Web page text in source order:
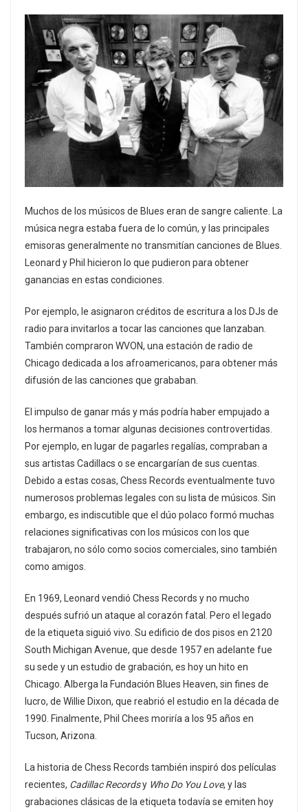
Muchos de los músicos de Blues eran de sangre caliente. La
música negra estaba fuera de lo común, y las principales
emisoras generalmente no transmitían canciones de Blues.
Leonard y Phil hicieron lo que pudieron para obtener
ganancias en estas condiciones.
Por ejemplo, le asignaron créditos de escritura a los DJs de
radio para invitarlos a tocar las canciones que lanzaban.
También compraron WVON, una estación de radio de
Chicago dedicada a los afroamericanos, para obtener más
difusión de las canciones que grababan.
El impulso de ganar más y más podría haber empujado a
los hermanos a tomar algunas decisiones controvertidas.
Por ejemplo, en lugar de pagarles regalías, compraban a
sus artistas Cadillacs o se encargarían de sus cuentas.
Debido a estas cosas, Chess Records eventualmente tuvo
numerosos problemas legales con su lista de músicos. Sin
embargo, es indiscutible que el dúo polaco formó muchas
relaciones significativas con los músicos con los que
trabajaron, no sólo como socios comerciales, sino también
como amigos.
En 1969, Leonard vendió Chess Records y no mucho
después sufrió un ataque al corazón fatal. Pero el legado
de la etiqueta siguió vivo. Su edificio de dos pisos en 2120
South Michigan Avenue, que desde 1957 en adelante fue
su sede y un estudio de grabación, es hoy un hito en
Chicago. Alberga la Fundación Blues Heaven, sin fines de
lucro, de Willie Dixon, que reabrió el estudio en la década de
1990. Finalmente, Phil Chees moriría a los 95 años en
Tucson, Arizona.
La historia de Chess Records también inspiró dos películas
recientes, Cadillac Recordsy Who Do You Love, y las
grabaciones clásicas de la etiqueta todavía se emiten hoy